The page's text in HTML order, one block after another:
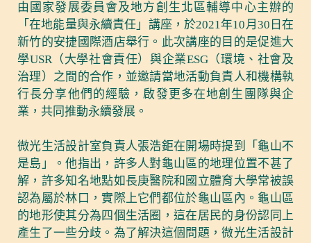
由國家發展委員會及地方創生北區輔導中心主辦的
「在地能量與永續責任」講座，於2021年10月30日在
新竹的安捷國際酒店舉行。此次講座的目的是促進大
學USR（大學社會責任）與企業ESG（環境、社會及
治理）之間的合作，並邀請當地活動負責人和機構執
行長分享他們的經驗，啟發更多在地創生團隊與企
業，共同推動永續發展。
微光生活設計室負責人張浩鉅在開場時提到「龜山不
是島」。他指出，許多人對龜山區的地理位置不甚了
解，許多知名地點如長庚醫院和國立體育大學常被誤
認為屬於林口，實際上它們都位於龜山區內。龜山區
的地形使其分為四個生活圈，這在居民的身份認同上
產生了一些分歧。為了解決這個問題，微光生活設計